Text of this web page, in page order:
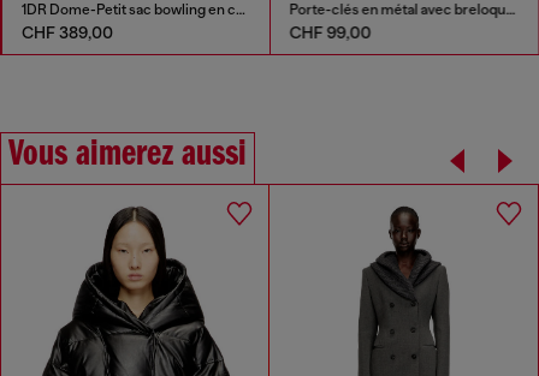
1DR Dome-Petit sac bowling en cuir
CHF 389,00
Porte-clés en métal avec breloques à logo
CHF 99,00
Vous aimerez aussi